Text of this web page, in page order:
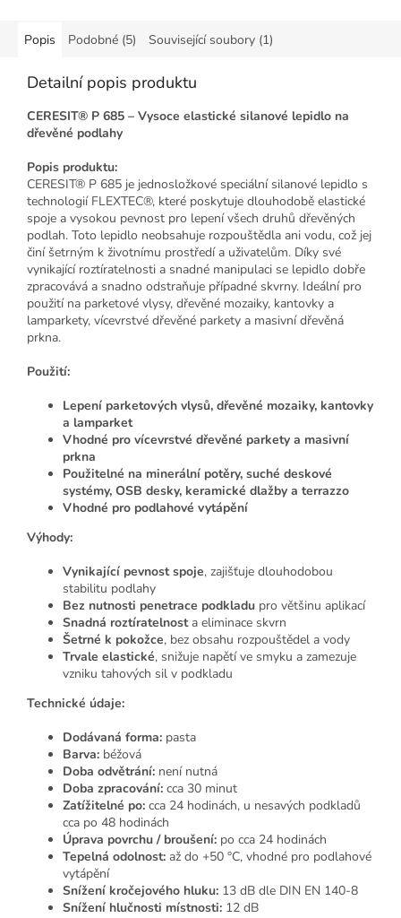
Popis Podobné (5) Související soubory (1)
Detailní popis produktu
CERESIT® P 685 – Vysoce elastické silanové lepidlo na
dřevěné podlahy
Popis produktu:
CERESIT® P 685 je jednosložkové speciální silanové lepidlo s
technologií FLEXTEC®, které poskytuje dlouhodobě elastické
spoje a vysokou pevnost pro lepení všech druhů dřevěných
podlah. Toto lepidlo neobsahuje rozpouštědla ani vodu, což jej
činí šetrným k životnímu prostředí a uživatelům. Díky své
vynikající roztíratelnosti a snadné manipulaci se lepidlo dobře
zpracovává a snadno odstraňuje případné skvrny. Ideální pro
použití na parketové vlysy, dřevěné mozaiky, kantovky a
lamparkety, vícevrstvé dřevěné parkety a masivní dřevěná
prkna.
Použití:
Lepení parketových vlysů, dřevěné mozaiky, kantovky
a lamparket
Vhodné pro vícevrstvé dřevěné parkety a masivní
prkna
Použitelné na minerální potěry, suché deskové
systémy, OSB desky, keramické dlažby a terrazzo
Vhodné pro podlahové vytápění
Výhody:
Vynikající pevnost spoje, zajišťuje dlouhodobou
stabilitu podlahy
Bez nutnosti penetrace podkladu pro většinu aplikací
Snadná roztíratelnosta eliminace skvrn
Šetrné k pokožce, bez obsahu rozpouštědel a vody
Trvale elastické, snižuje napětí ve smyku a zamezuje
vzniku tahových sil v podkladu
Technické údaje:
Dodávaná forma: pasta
Barva: béžová
Doba odvětrání: není nutná
Doba zpracování: cca 30 minut
Zatížitelné po: cca 24 hodinách, u nesavých podkladů
cca po 48 hodinách
Úprava povrchu / broušení: po cca 24 hodinách
Tepelná odolnost: až do +50 °C, vhodné pro podlahové
vytápění
Snížení kročejového hluku: 13 dB dle DIN EN 140-8
Snížení hlučnosti místnosti: 12 dB